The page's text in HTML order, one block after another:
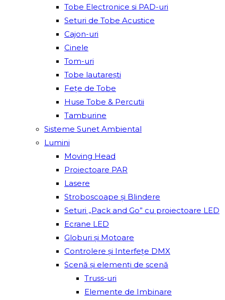
Tobe Electronice si PAD-uri
Seturi de Tobe Acustice
Cajon-uri
Cinele
Tom-uri
Tobe lautareşti
Fețe de Tobe
Huse Tobe & Percutii
Tamburine
Sisteme Sunet Ambiental
Lumini
Moving Head
Proiectoare PAR
Lasere
Stroboscoape și Blindere
Seturi „Pack and Go” cu proiectoare LED
Ecrane LED
Globuri și Motoare
Controlere și Interfețe DMX
Scenă și elemenți de scenă
Truss-uri
Elemente de Imbinare